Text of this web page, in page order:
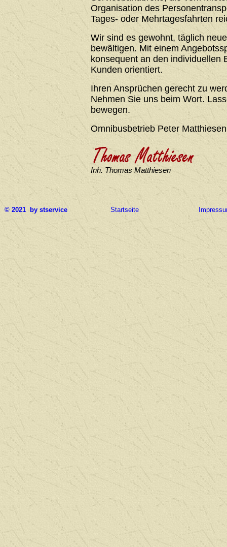
Organisation des
Tages- oder Mehrtagesfahrten
Wir sind es gewohnt, täglich
bewältigen. Mit einem
konsequent an den individuellen
Kunden orientiert.
Ihren Ansprüchen gerecht zu
Nehmen Sie uns beim Wort.
bewegen.
Omnibusbetrieb Peter Matthiesen
Inh. Thomas Matthiesen
© 2021 by stservice Startseite